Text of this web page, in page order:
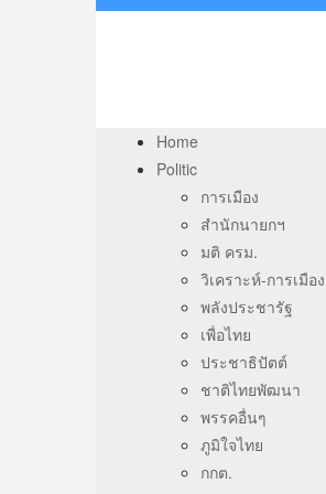
Home
Politic
การเมือง
สำนักนายกฯ
มติ ครม.
วิเคราะห์-การเมือง
พลังประชารัฐ
เพื่อไทย
ประชาธิปัตต์
ชาติไทยพัฒนา
พรรคอื่นๆ
ภูมิใจไทย
กกต.